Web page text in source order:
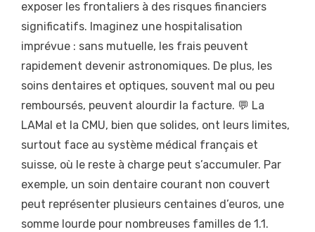
exposer les frontaliers à des risques financiers
significatifs. Imaginez une hospitalisation
imprévue : sans mutuelle, les frais peuvent
rapidement devenir astronomiques. De plus, les
soins dentaires et optiques, souvent mal ou peu
remboursés, peuvent alourdir la facture. 💬 La
LAMal et la CMU, bien que solides, ont leurs limites,
surtout face au système médical français et
suisse, où le reste à charge peut s’accumuler. Par
exemple, un soin dentaire courant non couvert
peut représenter plusieurs centaines d’euros, une
somme lourde pour nombreuses familles de 1.1.